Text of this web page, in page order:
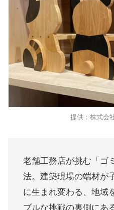
提供：株式会
老舗工務店が挑む「ゴ
法。建築現場の端材が
に生まれ変わる、地域
ブルな挑戦の裏側にあ